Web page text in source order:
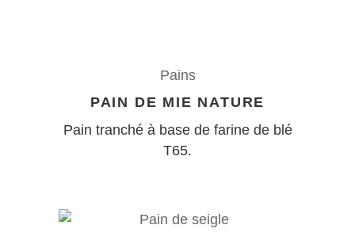
Pains
PAIN DE MIE NATURE
Pain tranché à base de farine de blé
T65.